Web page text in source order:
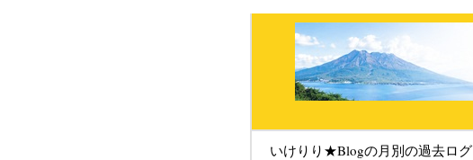
いけりり★Blogの月別の過去ログ